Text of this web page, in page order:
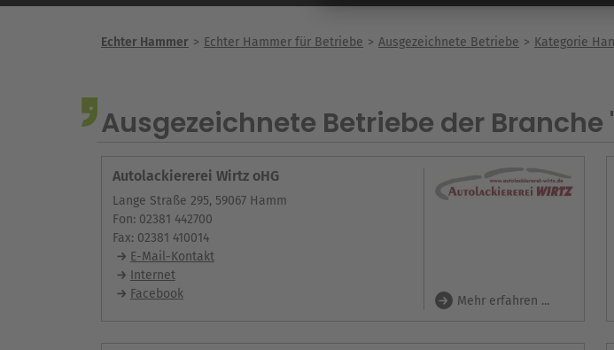
Echter Hammer Echter Hammer für Betriebe Ausgezeichnete Betriebe Kategorie
Ausgezeichnete Betriebe der Branche
Autolackiererei Wirtz oHG
Lange Straße 295, 59067 Hamm
Fon: 02381 442700
Fax: 02381 410014
E-Mail-Kontakt
Internet
Facebook
Mehr erfahren ...